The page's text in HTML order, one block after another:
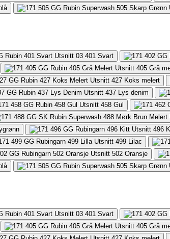
401 Svart
405 Grå
427 Koks melert
437 Lys denim
458 Gul
496
499 Lilac
502 Oransje
401 Svart
405 Grå